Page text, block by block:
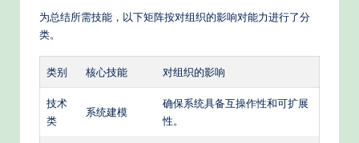
为总结所需技能，以下矩阵按对组织的影响对能力进行了分
类。
类别 核心技能 对组织的影响
技术
类
系统建模
确保系统具备互操作性和可扩展
性。